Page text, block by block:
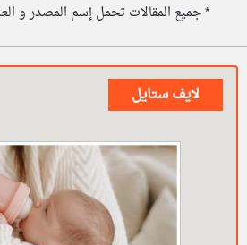
* جميع المقالات تحمل إسم المصدر و
لايف ستايل